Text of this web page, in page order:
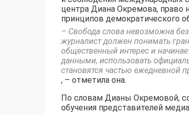
центра Диана Окремова, право
принципов демократического
– Свобода слова невозможна
журналист должен понимать
общественный интерес и
данными, использовать
становятся частью ежедневной
, – отметила она.
По словам Дианы Окремовой,
обучения представителей